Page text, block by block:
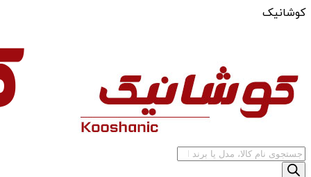
کوشانیک
جستجوی
محصولات